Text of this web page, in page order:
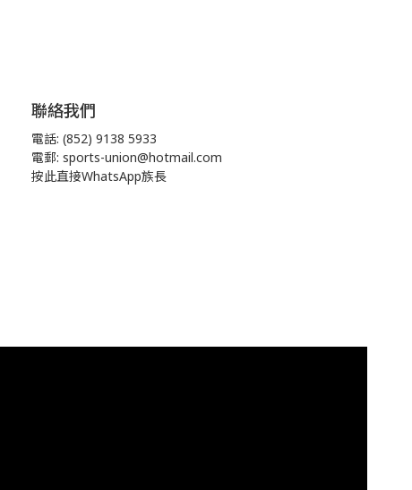
聯絡我們
電話: (852) 9138 5933
電郵: sports-union@hotmail.com
按此直接WhatsApp族長